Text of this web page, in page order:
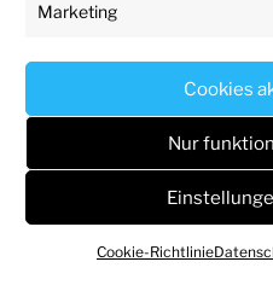
Marketing
Cookies
Nur
Cookie-Richtlinie
NEUESTE BEITRÄGE
Mitreden statt meckern –